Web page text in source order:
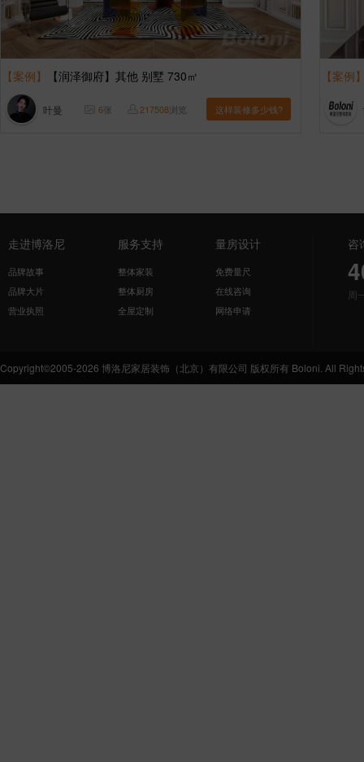
【案例】 【润泽御府】其他 别墅 730㎡
叶曼 6张 217508浏览 这样装修多少钱?
【案例
走进博洛尼
品牌故事
品牌大片
营业执照
服务支持
整体家装
整体厨房
全屋定制
量房设计
免费量尺
在线咨询
网络申请
咨
周
Copyright©2005-2026 博洛尼家居装饰（北京）有限公司 版权所有 Boloni. All